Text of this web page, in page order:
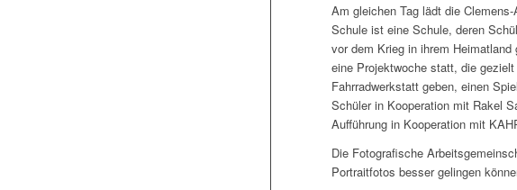
Am gleichen Tag lädt die
Schule ist eine Schule, deren
vor dem Krieg in ihrem
eine Projektwoche statt, die
Fahrradwerkstatt geben, einen
Schüler in Kooperation mit Rakel
Aufführung in Kooperation mit
Die Fotografische
Portraitfotos besser gelingen